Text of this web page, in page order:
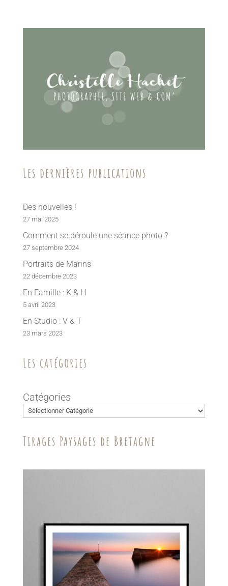
90,00 €
Les dernières publications
Des nouvelles !
27 mai 2025
Comment se déroule une séance photo ?
27 septembre 2024
Portraits de Marins
22 décembre 2023
En Famille : K & H
5 avril 2023
En Studio : V & T
23 mars 2023
Les catégories
Catégories
Tirages Paysages de Bretagne